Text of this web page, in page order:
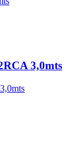
3,0mts